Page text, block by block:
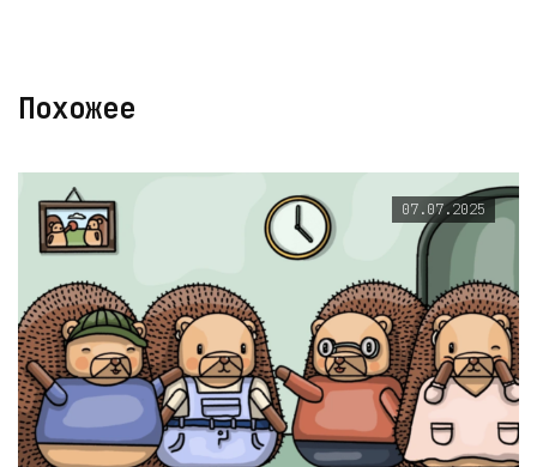
Похожее
07.07.2025